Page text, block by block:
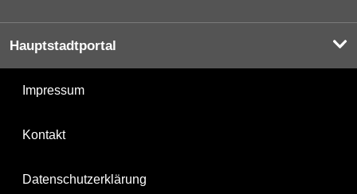
Hauptstadtportal
Impressum
Kontakt
Datenschutzerklärung